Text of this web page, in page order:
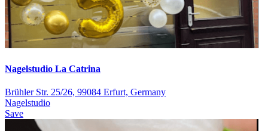
Nagelstudio La Catrina
Brühler Str. 25/26, 99084 Erfurt, Germany
Nagelstudio
Save